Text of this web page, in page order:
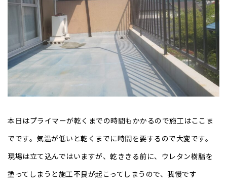
本日はプライマーが乾くまでの時間もかかるので施工はここま
でです。気温が低いと乾くまでに時間を要するので大変です。
現場は立て込んではいますが、乾ききる前に、ウレタン樹脂を
塗ってしまうと施工不良が起こってしまうので、我慢です